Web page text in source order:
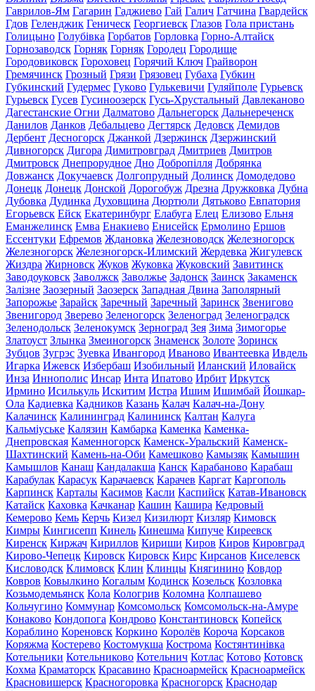
Гаврилов-Ям Гагарин Гаджиево Гай Галич Гатчина Гвардейск
Гдов Геленджик Геническ Георгиевск Глазов Гола пристань
Голицыно Голубівка Горбатов Горловка Горно-Алтайск
Горнозаводск Горняк Горняк Городец Городище
Городовиковск Гороховец Горячий Ключ Грайворон
Гремячинск Грозный Грязи Грязовец Губаха Губкин
Губкинский Гудермес Гуково Гулькевичи Гуляйполе Гурьевск
Гурьевск Гусев Гусиноозерск Гусь-Хрустальный Давлеканово
Дагестанские Огни Далматово Дальнегорск Дальнереченск
Данилов Данков Дебальцево Дегтярск Дедовск Демидов
Дербент Десногорск Джанкой Дзержинск Дзержинский
Дивногорск Дигора Димитровград Дмитриев Дмитров
Дмитровск Днепрорудное Дно Добропілля Добрянка
Довжанск Докучаевск Долгопрудный Долинск Домодедово
Донецк Донецк Донской Дорогобуж Дрезна Дружковка Дубна
Дубовка Дудинка Духовщина Дюртюли Дятьково Евпатория
Егорьевск Ейск Екатеринбург Елабуга Елец Елизово Ельня
Еманжелинск Емва Енакиево Енисейск Ермолино Ершов
Ессентуки Ефремов Ждановка Железноводск Железногорск
Железногорск Железногорск-Илимский Жердевка Жигулевск
Жиздра Жирновск Жуков Жуковка Жуковский Завитинск
Заводоуковск Заволжск Заволжье Задонск Заинск Закаменск
Залізне Заозерный Заозерск Западная Двина Заполярный
Запорожье Зарайск Заречный Заречный Заринск Звенигово
Звенигород Зверево Зеленогорск Зеленоград Зеленоградск
Зеленодольск Зеленокумск Зерноград Зея Зима Зимогорье
Златоуст Злынка Змеиногорск Знаменск Золоте Зоринск
Зубцов Зугрэс Зуевка Ивангород Иваново Ивантеевка Ивдель
Игарка Ижевск Избербаш Изобильный Иланский Иловайск
Инза Иннополис Инсар Инта Ипатово Ирбит Иркутск
Ирмино Исилькуль Искитим Истра Ишим Ишимбай Йошкар-
Ола Кадиевка Кадников Казань Калач Калач-на-Дону
Калачинск Калининград Калининск Калтан Калуга
Кальміуське Калязин Камбарка Каменка Каменка-
Днепровская Каменногорск Каменск-Уральский Каменск-
Шахтинский Камень-на-Оби Камешково Камызяк Камышин
Камышлов Канаш Кандалакша Канск Карабаново Карабаш
Карабулак Карасук Карачаевск Карачев Каргат Каргополь
Карпинск Карталы Касимов Касли Каспийск Катав-Ивановск
Катайск Каховка Качканар Кашин Кашира Кедровый
Кемерово Кемь Керчь Кизел Кизилюрт Кизляр Кимовск
Кимры Кингисепп Кинель Кинешма Кипуче Киреевск
Киренск Киржач Кириллов Кириши Киров Киров Кировград
Кирово-Чепецк Кировск Кировск Кирс Кирсанов Киселевск
Кисловодск Климовск Клин Клинцы Княгинино Ковдор
Ковров Ковылкино Когалым Кодинск Козельск Козловка
Козьмодемьянск Кола Кологрив Коломна Колпашево
Кольчугино Коммунар Комсомольск Комсомольск-на-Амуре
Конаково Кондопога Кондрово Константиновск Копейск
Кораблино Кореновск Коркино Королёв Короча Корсаков
Коряжма Костерево Костомукша Кострома Костянтинівка
Котельники Котельниково Котельнич Котлас Котово Котовск
Кохма Краматорск Красавино Красноармейск Красноармейск
Красновишерск Красногоровка Красногорск Краснодар